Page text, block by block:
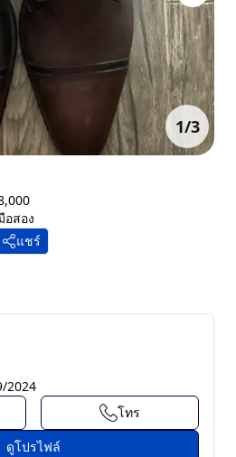
1/3
อสอง
แชร์
2024
โทร
ดูโปรไฟล์